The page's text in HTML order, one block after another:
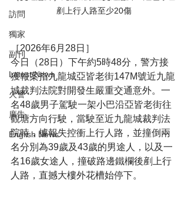
訪問
獨家
副刊
Latest News
火警
廣告
English News
剷上行人路至少20傷
［2026年6月28日］
今日（28日）下午約5時48分，警方接
獲報案指九龍城亞皆老街147M號近九龍
城裁判法院對開發生嚴重交通意外。一
名48歲男子駕駛一架小巴沿亞皆老街往
觀塘方向行駛，當駛至近九龍城裁判法
院時，據報失控衝上行人路，並撞倒兩
名分別為39歲及43歲的男途人，以及一
名16歲女途人，撞破路邊鐵欄後剷上行
人路，直撼大樓外花槽始停下。